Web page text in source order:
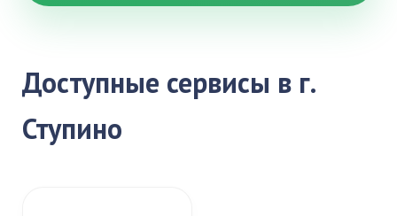
Доступные сервисы в г.
Ступино